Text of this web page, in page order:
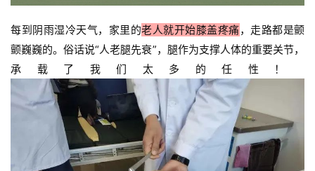
每到阴雨湿冷天气，家里的老人就开始膝盖疼痛，走路都是颤
颤巍巍的。俗话说“人老腿先衰”，腿作为支撑人体的重要关节，
承载了我们太多的任性！